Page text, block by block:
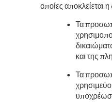
οποίες αποκλείεται
Τα
και της
Τα